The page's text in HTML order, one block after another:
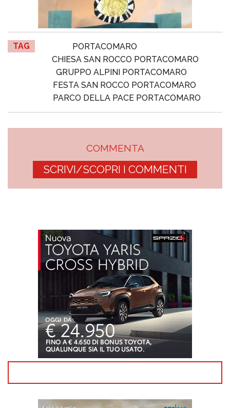
TAG
PORTACOMARO
CHIESA SAN ROCCO PORTACOMARO
GRUPPO ALPINI PORTACOMARO
FESTA SAN ROCCO PORTACOMARO
PARCO DELLA PACE PORTACOMARO
COMMENTA
SCRIVI/SCOPRI I COMMENTI